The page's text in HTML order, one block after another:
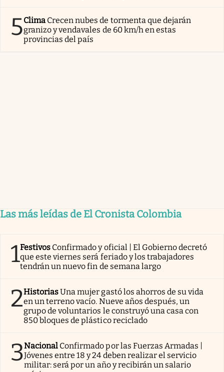
5Clima Crecen nubes de tormenta que dejarán
granizo y vendavales de 60 km/h en estas
provincias del país
Las más leídas de El Cronista Colombia
1Festivos Confirmado y oficial | El Gobierno decretó
que este viernes será feriado y los trabajadores
tendrán un nuevo fin de semana largo
2HistoriasUna mujer gastó los ahorros de su vida
en un terreno vacío. Nueve años después, un
grupo de voluntarios le construyó una casa con
850 bloques de plástico reciclado
3Nacional Confirmado por las Fuerzas Armadas |
Jóvenes entre 18 y 24 deben realizar el servicio
militar: será por un año y recibirán un salario